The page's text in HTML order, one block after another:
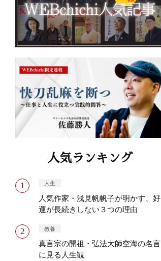
人気ランキング
人生
人気作家・浅見帆帆子が明かす、好
運が長続きしない３つの理由
教養
真言宗の開祖・弘法大師空海の名言
に見る人生観